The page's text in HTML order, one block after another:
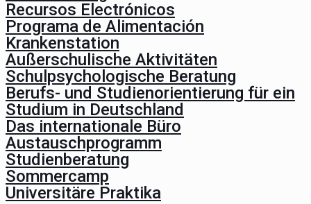
Recursos Electrónicos
Programa de Alimentación
Krankenstation
Außerschulische Aktivitäten
Schulpsychologische Beratung
Berufs- und Studienorientierung für ein
Studium in Deutschland
Das internationale Büro
Austauschprogramm
Studienberatung
Sommercamp
Universitäre Praktika